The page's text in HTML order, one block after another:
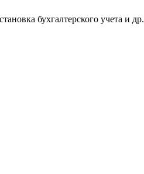
бухгалтерского учета и др.